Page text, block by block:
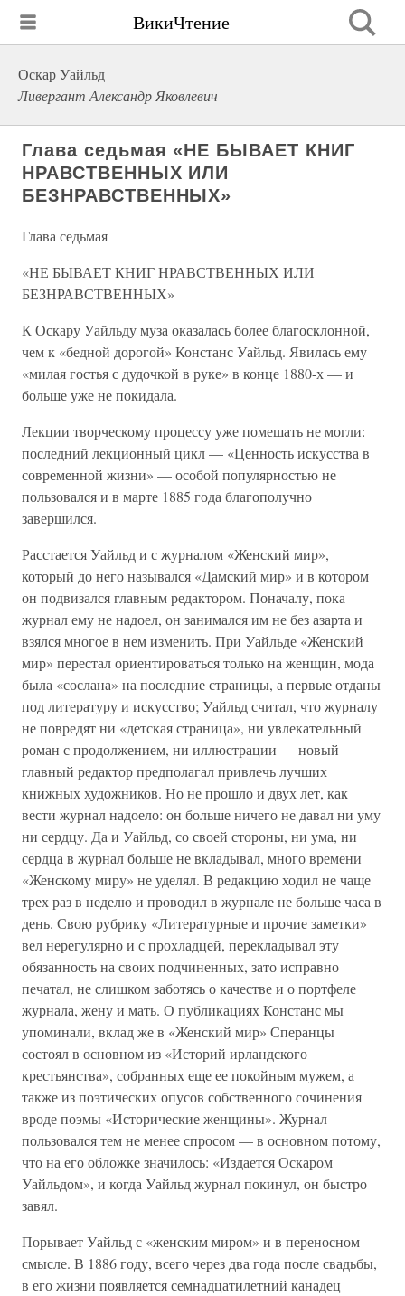
ВикиЧтение
Оскар Уайльд
Ливергант Александр Яковлевич
Глава седьмая «НЕ БЫВАЕТ КНИГ
НРАВСТВЕННЫХ ИЛИ
БЕЗНРАВСТВЕННЫХ»
Глава седьмая
«НЕ БЫВАЕТ КНИГ НРАВСТВЕННЫХ ИЛИ
БЕЗНРАВСТВЕННЫХ»
К Оскару Уайльду муза оказалась более благосклонной,
чем к «бедной дорогой» Констанс Уайльд. Явилась ему
«милая гостья с дудочкой в руке» в конце 1880-х — и
больше уже не покидала.
Лекции творческому процессу уже помешать не могли:
последний лекционный цикл — «Ценность искусства в
современной жизни» — особой популярностью не
пользовался и в марте 1885 года благополучно
завершился.
Расстается Уайльд и с журналом «Женский мир»,
который до него назывался «Дамский мир» и в котором
он подвизался главным редактором. Поначалу, пока
журнал ему не надоел, он занимался им не без азарта и
взялся многое в нем изменить. При Уайльде «Женский
мир» перестал ориентироваться только на женщин, мода
была «сослана» на последние страницы, а первые отданы
под литературу и искусство; Уайльд считал, что журналу
не повредят ни «детская страница», ни увлекательный
роман с продолжением, ни иллюстрации — новый
главный редактор предполагал привлечь лучших
книжных художников. Но не прошло и двух лет, как
вести журнал надоело: он больше ничего не давал ни уму
ни сердцу. Да и Уайльд, со своей стороны, ни ума, ни
сердца в журнал больше не вкладывал, много времени
«Женскому миру» не уделял. В редакцию ходил не чаще
трех раз в неделю и проводил в журнале не больше часа в
день. Свою рубрику «Литературные и прочие заметки»
вел нерегулярно и с прохладцей, перекладывал эту
обязанность на своих подчиненных, зато исправно
печатал, не слишком заботясь о качестве и о портфеле
журнала, жену и мать. О публикациях Констанс мы
упоминали, вклад же в «Женский мир» Сперанцы
состоял в основном из «Историй ирландского
крестьянства», собранных еще ее покойным мужем, а
также из поэтических опусов собственного сочинения
вроде поэмы «Исторические женщины». Журнал
пользовался тем не менее спросом — в основном потому,
что на его обложке значилось: «Издается Оскаром
Уайльдом», и когда Уайльд журнал покинул, он быстро
завял.
Порывает Уайльд с «женским миром» и в переносном
смысле. В 1886 году, всего через два года после свадьбы,
в его жизни появляется семнадцатилетний канадец